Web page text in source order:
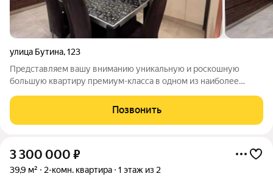
улица Бутина,123
Представляем вашу вниманию уникальную и роскошную
большую квартиру премиум-класса в одном из наиболее
современном стиле по индивидуальному проекту! Вся мебель
и техника остаётся! Основные преимущества
Позвонить
3 300 000 ₽
39,9 м² 2-комн. квартира 1 этаж из 2